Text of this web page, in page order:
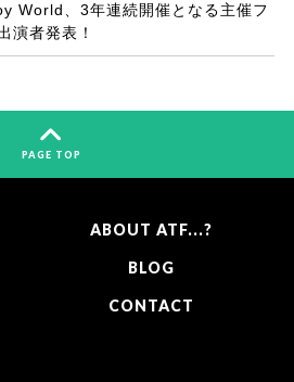
World、3年連続開催となる主催フ
演者発表！
PAGE TOP
ABOUT ATF...?
BLOG
CONTACT